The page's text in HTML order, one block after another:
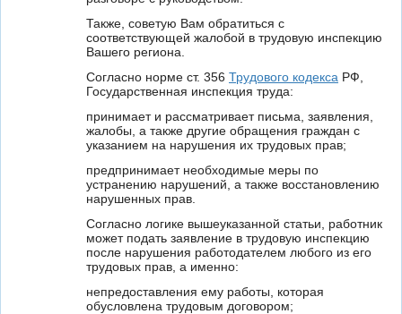
Также, советую Вам обратиться с
соответствующей жалобой в трудовую инспекцию
Вашего региона.
Согласно норме ст. 356 Трудового кодекса РФ,
Государственная инспекция труда:
принимает и рассматривает письма, заявления,
жалобы, а также другие обращения граждан с
указанием на нарушения их трудовых прав;
предпринимает необходимые меры по
устранению нарушений, а также восстановлению
нарушенных прав.
Согласно логике вышеуказанной статьи, работник
может подать заявление в трудовую инспекцию
после нарушения работодателем любого из его
трудовых прав, а именно:
непредоставления ему работы, которая
обусловлена трудовым договором;